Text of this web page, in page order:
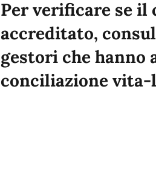
Per verificare se
accreditato,
gestori che hanno
conciliazione